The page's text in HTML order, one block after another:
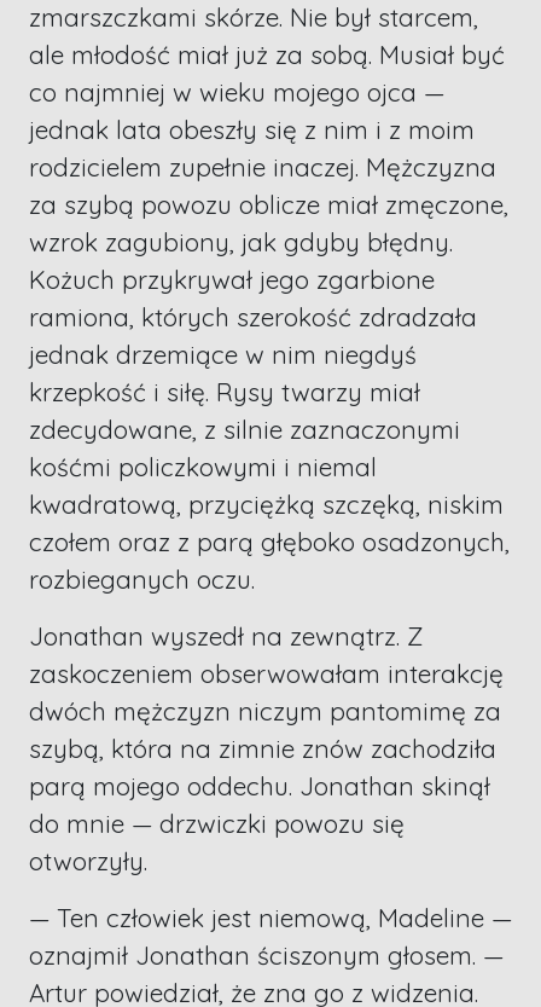
zmarszczkami skórze. Nie był starcem,
ale młodość miał już za sobą. Musiał być
co najmniej w wieku mojego ojca —
jednak lata obeszły się z nim i z moim
rodzicielem zupełnie inaczej. Mężczyzna
za szybą powozu oblicze miał zmęczone,
wzrok zagubiony, jak gdyby błędny.
Kożuch przykrywał jego zgarbione
ramiona, których szerokość zdradzała
jednak drzemiące w nim niegdyś
krzepkość i siłę. Rysy twarzy miał
zdecydowane, z silnie zaznaczonymi
kośćmi policzkowymi i niemal
kwadratową, przyciężką szczęką, niskim
czołem oraz z parą głęboko osadzonych,
rozbieganych oczu.
Jonathan wyszedł na zewnątrz. Z
zaskoczeniem obserwowałam interakcję
dwóch mężczyzn niczym pantomimę za
szybą, która na zimnie znów zachodziła
parą mojego oddechu. Jonathan skinął
do mnie — drzwiczki powozu się
otworzyły.
— Ten człowiek jest niemową, Madeline —
oznajmił Jonathan ściszonym głosem. —
Artur powiedział, że zna go z widzenia.